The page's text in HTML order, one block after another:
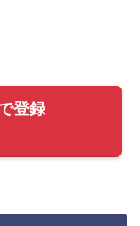
登録